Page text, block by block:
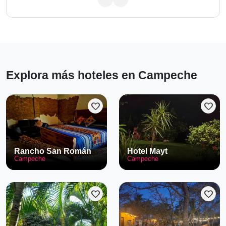
Explora más hoteles en Campeche
favorite
Rancho San Román
Campeche
favorite
Hotel Mayt
Campeche
favorite favorite